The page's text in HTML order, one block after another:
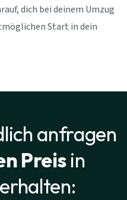
dich bei deinem Umzug
Start in dein
anfragen
Preisin